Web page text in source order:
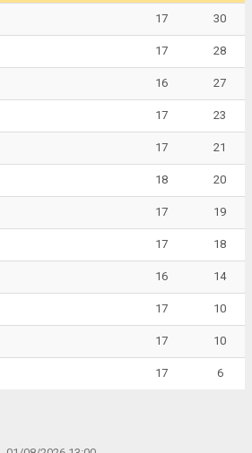
17 30
17 28
16 27
17 23
17 21
18 20
17 19
17 18
16 14
17 10
17 10
17 6